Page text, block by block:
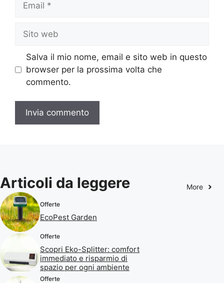
web
Salva il mio nome, email e sito web in questo
browser per la prossima volta che
commento.
Articoli da leggere More
Offerte
EcoPest Garden
Offerte
Scopri Eko-Splitter: comfort
immediato e risparmio di
spazio per ogni ambiente
Offerte